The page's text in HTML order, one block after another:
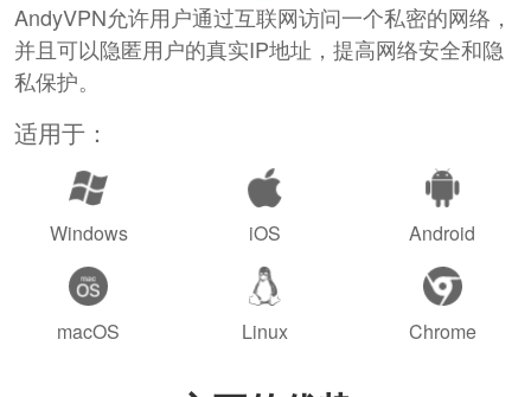
AndyVPN允许用户通过互联网访问一个私密的网络，
并且可以隐匿用户的真实IP地址，提高网络安全和隐
私保护。
适用于：
Windows iOS Android
macOS Linux Chrome